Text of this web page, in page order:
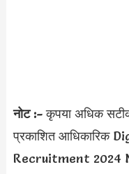
नोट :-कृपया अधिक
प्रकाशित आधिकारिक
Recruitment 2024